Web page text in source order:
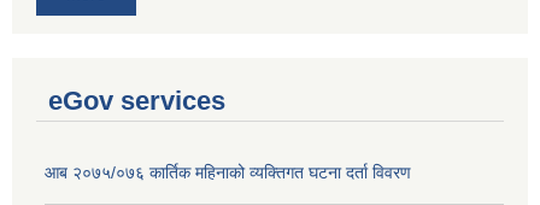
eGov services
आब २०७५/०७६ कार्तिक महिनाको व्यक्तिगत घटना दर्ता विवरण